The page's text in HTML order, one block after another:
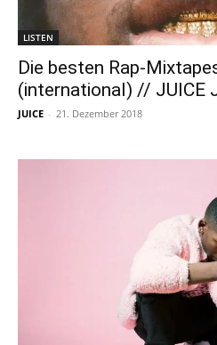
LISTEN
Die besten Rap-
(international) // JUICE
JUICE - 21. Dezember 2018